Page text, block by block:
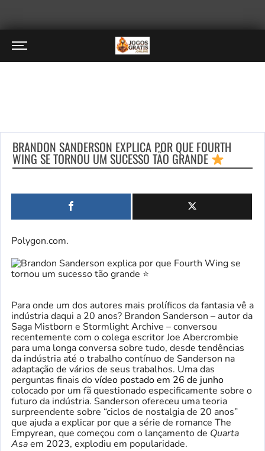
BRANDON SANDERSON EXPLICA POR QUE FOURTH
WING SE TORNOU UM SUCESSO TÃO GRANDE
Polygon.com.
Para onde um dos autores mais prolíficos da fantasia vê a
indústria daqui a 20 anos? Brandon Sanderson – autor da
Saga Mistborn e Stormlight Archive – conversou
recentemente com o colega escritor Joe Abercrombie
para uma longa conversa sobre tudo, desde tendências
da indústria até o trabalho contínuo de Sanderson na
adaptação de vários de seus trabalhos. Uma das
perguntas finais dovídeo postado em 26 de junho
colocado por um fã questionado especificamente sobre o
futuro da indústria. Sanderson ofereceu uma teoria
surpreendente sobre “ciclos de nostalgia de 20 anos”
que ajuda a explicar por que a série de romance The
Empyrean, que começou com o lançamento de Quarta
Asaem 2023, explodiu em popularidade.